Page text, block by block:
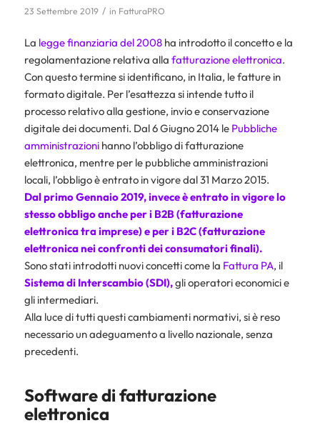
23 Settembre 2019 / in FatturaPRO
La legge finanziaria del 2008ha introdotto il concetto e la
regolamentazione relativa alla fatturazione elettronica.
Con questo termine si identificano, in Italia, le fatture in
formato digitale. Per l’esattezza si intende tutto il
processo relativo alla gestione, invio e conservazione
digitale dei documenti. Dal 6 Giugno 2014 le Pubbliche
amministrazionihanno l’obbligo di fatturazione
elettronica, mentre per le pubbliche amministrazioni
locali, l’obbligo è entrato in vigore dal 31 Marzo 2015.
Dal primo Gennaio 2019, invece è entrato in vigore lo
stesso obbligo anche per i B2B (fatturazione
elettronica tra imprese) e per i B2C(fatturazione
elettronica nei confronti dei consumatori finali).
Sono stati introdotti nuovi concetti come la Fattura PA, il
Sistema di Interscambio (SDI),gli operatori economici e
gli intermediari.
Alla luce di tutti questi cambiamenti normativi, si è reso
necessario un adeguamento a livello nazionale, senza
precedenti.
Software di fatturazione
elettronica